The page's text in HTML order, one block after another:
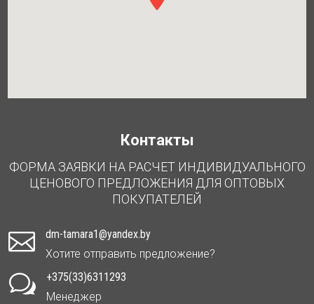
Контакты
ФОРМА ЗАЯВКИ НА РАСЧЕТ ИНДИВИДУАЛЬНОГО
ЦЕНОВОГО ПРЕДЛОЖЕНИЯ ДЛЯ ОПТОВЫХ
ПОКУПАТЕЛЕЙ

dm-tamara1@yandex.by
Хотите отправить предложение?
w
+375(33)6311293
Менеджер